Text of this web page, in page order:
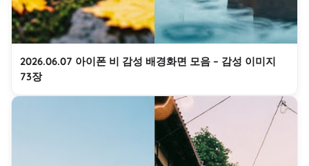
2026.06.07 아이폰 비 감성 배경화면 모음 – 감성 이미지
73장